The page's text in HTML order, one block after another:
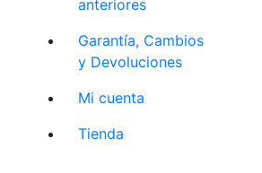
anteriores
Garantía, Cambios
y Devoluciones
Mi cuenta
Tienda